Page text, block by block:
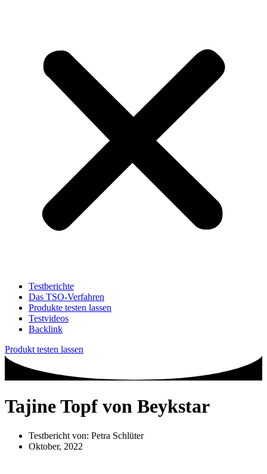
Testberichte
Das TSO-Verfahren
Produkte testen lassen
Testvideos
Backlink
Produkt testen lassen
Tajine Topf von Beykstar
Testbericht von: Petra Schlüter
Oktober, 2022